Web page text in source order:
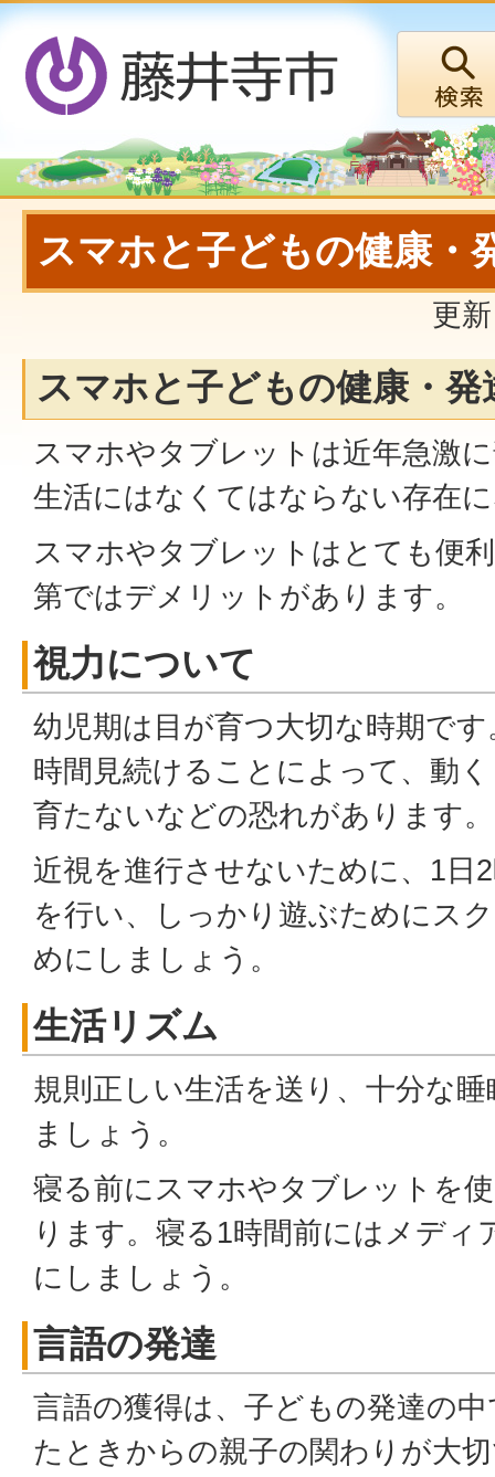
スマホと子どもの健康・
更
スマホと子どもの健康・発
スマホやタブレットは近年急激
生活にはなくてはならない存在
スマホやタブレットはとても便
第ではデメリットがあります。
視力について
幼児期は目が育つ大切な時期で
時間見続けることによって、動
育たないなどの恐れがあります。
近視を進行させないために、1日
を行い、しっかり遊ぶためにス
めにしましょう。
生活リズム
規則正しい生活を送り、十分な
ましょう。
寝る前にスマホやタブレットを
ります。寝る1時間前にはメディ
にしましょう。
言語の発達
言語の獲得は、子どもの発達の
たときからの親子の関わりが大